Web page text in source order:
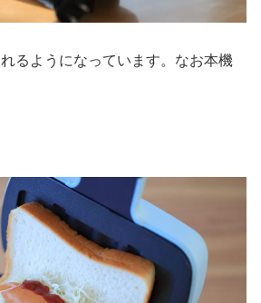
るようになっています。なお本機